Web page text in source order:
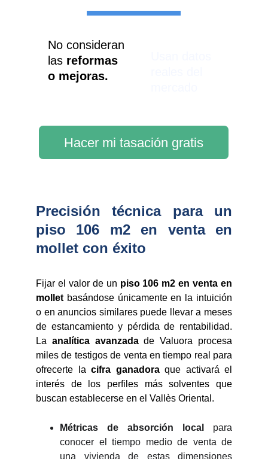
Hacer mi tasación gratis
No consideran
las reformas
o mejoras.
Precisión técnica para un
piso 106 m2 en venta en
mollet con éxito
Fijar el valor de un piso 106 m2 en venta en
mollet basándose únicamente en la intuición
o en anuncios similares puede llevar a meses
de estancamiento y pérdida de rentabilidad.
La analítica avanzadade Valuora procesa
miles de testigos de venta en tiempo real para
ofrecerte la cifra ganadora que activará el
interés de los perfiles más solventes que
buscan establecerse en el Vallès Oriental.
Métricas de absorción local para
conocer el tiempo medio de venta de
una vivienda de estas dimensiones